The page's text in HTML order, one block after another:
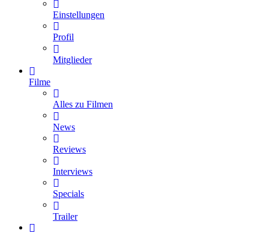
Einstellungen
Profil
Mitglieder
Filme
Alles zu Filmen
News
Reviews
Interviews
Specials
Trailer